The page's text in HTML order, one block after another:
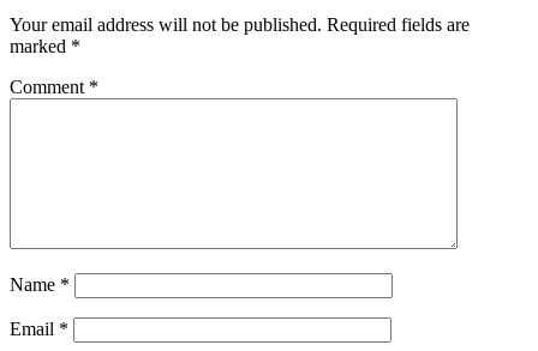
Your email address will not be published. Required fields are
marked *
Comment *
Name *
Email *